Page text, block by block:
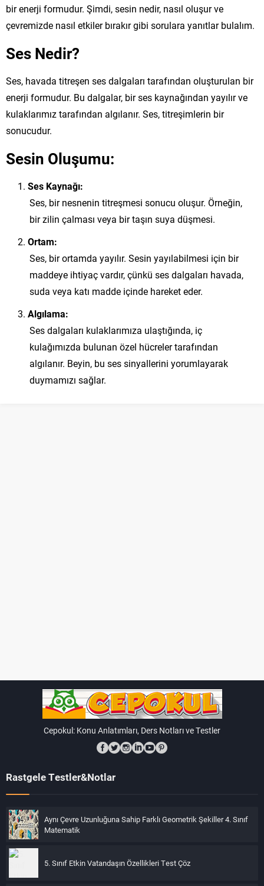
bir enerji formudur. Şimdi, sesin nedir, nasıl oluşur ve
çevremizde nasıl etkiler bırakır gibi sorulara yanıtlar bulalım.
Ses Nedir?
Ses, havada titreşen ses dalgaları tarafından oluşturulan bir
enerji formudur. Bu dalgalar, bir ses kaynağından yayılır ve
kulaklarımız tarafından algılanır. Ses, titreşimlerin bir
sonucudur.
Sesin Oluşumu:
Ses Kaynağı:
Ses, bir nesnenin titreşmesi sonucu oluşur. Örneğin,
bir zilin çalması veya bir taşın suya düşmesi.
Ortam:
Ses, bir ortamda yayılır. Sesin yayılabilmesi için bir
maddeye ihtiyaç vardır, çünkü ses dalgaları havada,
suda veya katı madde içinde hareket eder.
Algılama:
Ses dalgaları kulaklarımıza ulaştığında, iç
kulağımızda bulunan özel hücreler tarafından
algılanır. Beyin, bu ses sinyallerini yorumlayarak
duymamızı sağlar.
telefon görüşmeleri gibi birçok iletişim biçimi sesin
kullanılmasına dayanır.
Müzik, film, tiyatro gibi birçok eğlence aktivitesi sesi
kullanır.
Uyarı:
Sireni olan araçlar, zil sesleri gibi sesler, çevremizdeki
tehlikeler konusunda bizi uyarır.
Ses, çevremizdeki birçok olayı ifade eden ve iletişim
kurmamıza, eğlenmemize ve uyarılmamıza yardımcı olan
Cepokul: Konu Anlatımları, Ders Notları ve Testler
Rastgele Testler&Notlar
Aynı Çevre Uzunluğuna Sahip Farklı Geometrik Şekiller 4. Sınıf
Matematik
5. Sınıf Etkin Vatandaşın Özellikleri Test Çöz